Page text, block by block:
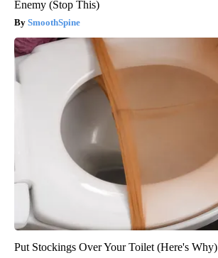
Enemy (Stop This)
SmoothSpine
Put Stockings Over Your Toilet (Here's Why)